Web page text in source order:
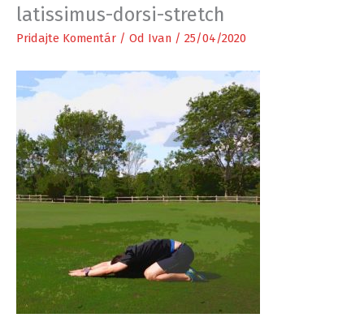
latissimus-dorsi-stretch
Pridajte Komentár / Od Ivan / 25/04/2020